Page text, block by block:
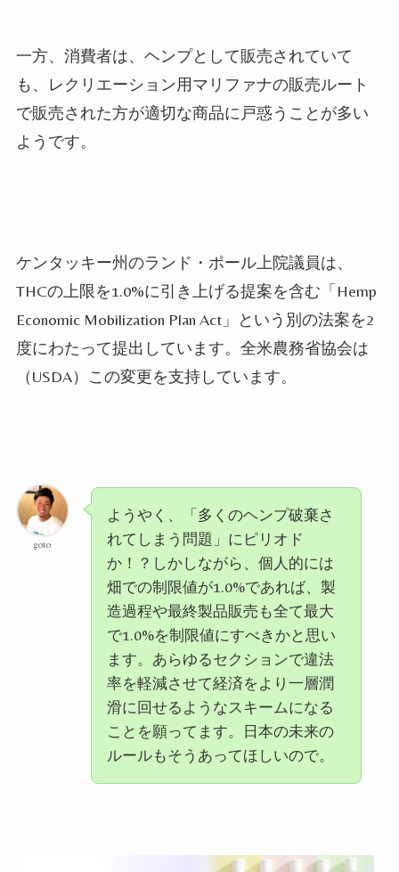
一方、消費者は、ヘンプとして販売されていて
も、レクリエーション用マリファナの販売ルート
で販売された方が適切な商品に戸惑うことが多い
ようです。
ケンタッキー州のランド・ポール上院議員は、
THCの上限を1.0%に引き上げる提案を含む「Hemp
Economic Mobilization Plan Act」という別の法案を2
度にわたって提出しています。全米農務省協会は
（USDA）この変更を支持しています。
goto
ようやく、「多くのヘンプ破棄さ
れてしまう問題」にピリオド
か！？しかしながら、個人的には
畑での制限値が1.0%であれば、製
造過程や最終製品販売も全て最大
で1.0%を制限値にすべきかと思い
ます。あらゆるセクションで違法
率を軽減させて経済をより一層潤
滑に回せるようなスキームになる
ことを願ってます。日本の未来の
ルールもそうあってほしいので。